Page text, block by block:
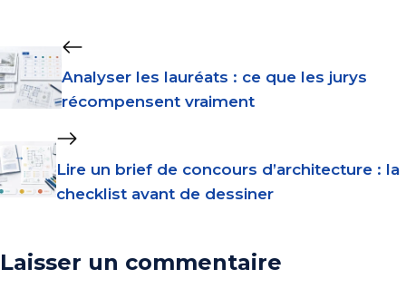
Analyser les lauréats : ce que les jurys
récompensent vraiment
Lire un brief de concours d’architecture : la
checklist avant de dessiner
Laisser un commentaire